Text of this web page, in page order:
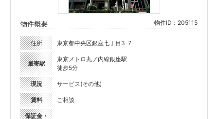
物件概要 物件ID：205115
住所 東京都中央区銀座七丁目3-7
最寄駅
東京メトロ丸ノ内線銀座駅
徒歩5分
現況 サービス(その他)
賃料 ご相談
保証金・